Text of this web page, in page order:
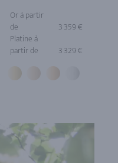
Or à partir
de
3 359 €
Platine à
partir de
3 329 €